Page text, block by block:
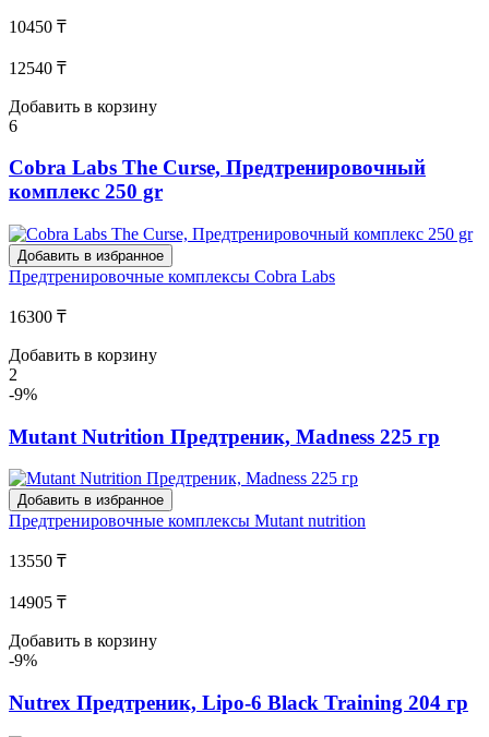
10450 ₸
12540 ₸
Добавить в корзину
6
Cobra Labs The Curse, Предтренировочный
комплекс 250 gr
Добавить в избранное
Предтренировочные комплексы Cobra Labs
16300 ₸
Добавить в корзину
2
-9%
Mutant Nutrition Предтреник, Madness 225 гр
Добавить в избранное
Предтренировочные комплексы Mutant nutrition
13550 ₸
14905 ₸
Добавить в корзину
-9%
Nutrex Предтреник, Lipo-6 Black Training 204 гр